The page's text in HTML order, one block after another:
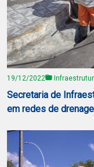
19/12/2022
Secretaria de
em redes de